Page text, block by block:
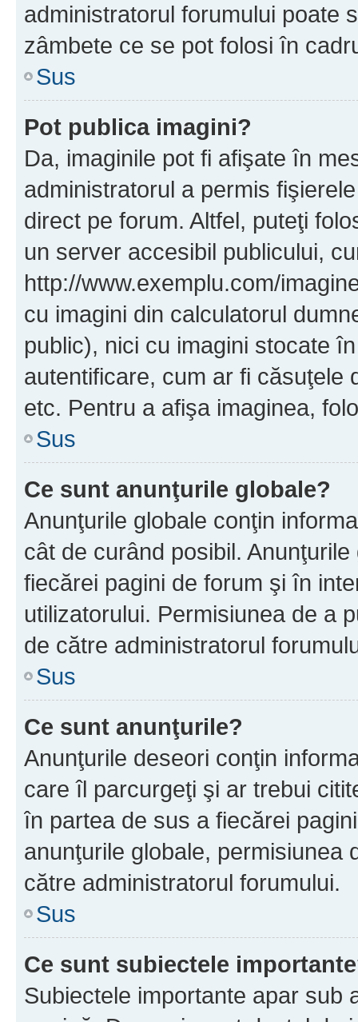
administratorul forumului poate
zâmbete ce se pot folosi în
Sus
Pot publica imagini?
Da, imaginile pot fi afişate în
administratorul a permis
direct pe forum. Altfel, puteţi
un server accesibil publicului,
http://www.exemplu.com/
cu imagini din calculatorul
public), nici cu imagini stocate
autentificare, cum ar fi căsuţele
etc. Pentru a afişa imaginea,
Sus
Ce sunt anunţurile globale?
Anunţurile globale conţin
cât de curând posibil.
fiecărei pagini de forum şi în
utilizatorului. Permisiunea de a
de către administratorul
Sus
Ce sunt anunţurile?
Anunţurile deseori conţin
care îl parcurgeţi şi ar trebui
în partea de sus a fiecărei
anunţurile globale, permisiunea
către administratorul forumului.
Sus
Ce sunt subiectele
Subiectele importante apar sub